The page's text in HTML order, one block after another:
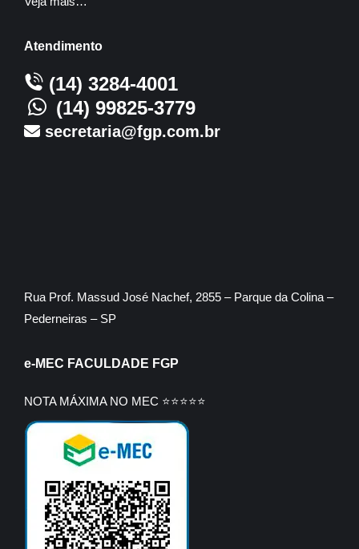
Atendimento
(14) 3284-4001
(14) 99825-3779
secretaria@fgp.com.br
Rua Prof. Massud José Nachef, 2855 – Parque da Colina –
Pederneiras – SP
e-MEC FACULDADE FGP
NOTA MÁXIMA NO MEC ⭐⭐⭐⭐⭐